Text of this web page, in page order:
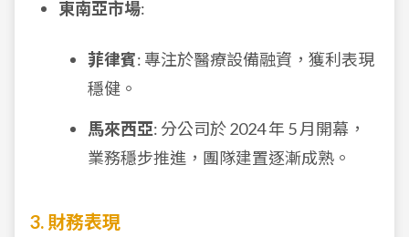
東南亞市場:
菲律賓: 專注於醫療設備融資，獲利表現
穩健。
馬來西亞: 分公司於 2024 年 5 月開幕，
業務穩步推進，團隊建置逐漸成熟。
3. 財務表現